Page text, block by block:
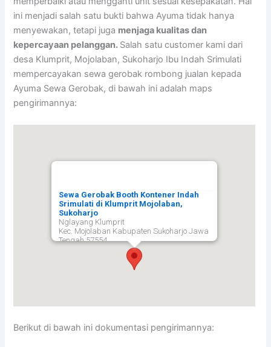
ini menjadi salah satu bukti bahwa Ayuma tidak hanya
menyewakan, tetapi juga menjaga kualitas dan
kepercayaan pelanggan. Salah satu customer kami dari
desa Klumprit, Mojolaban, Sukoharjo Ibu Indah Srimulati
mempercayakan sewa gerobak rombong jualan kepada
Ayuma Sewa Gerobak, di bawah ini adalah maps
pengirimannya:
Sewa Gerobak Booth Kontener Indah
Srimulati di Klumprit Mojolaban,
Sukoharjo
Nglayang Klumprit
Kec. Mojolaban Kabupaten Sukoharjo Jawa
Tengah 57554,
Berikut di bawah ini dokumentasi pengirimannya: